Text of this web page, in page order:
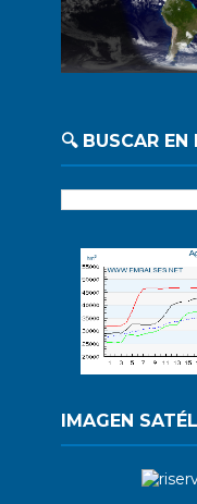
🔍 BUSCAR EN
IMAGEN